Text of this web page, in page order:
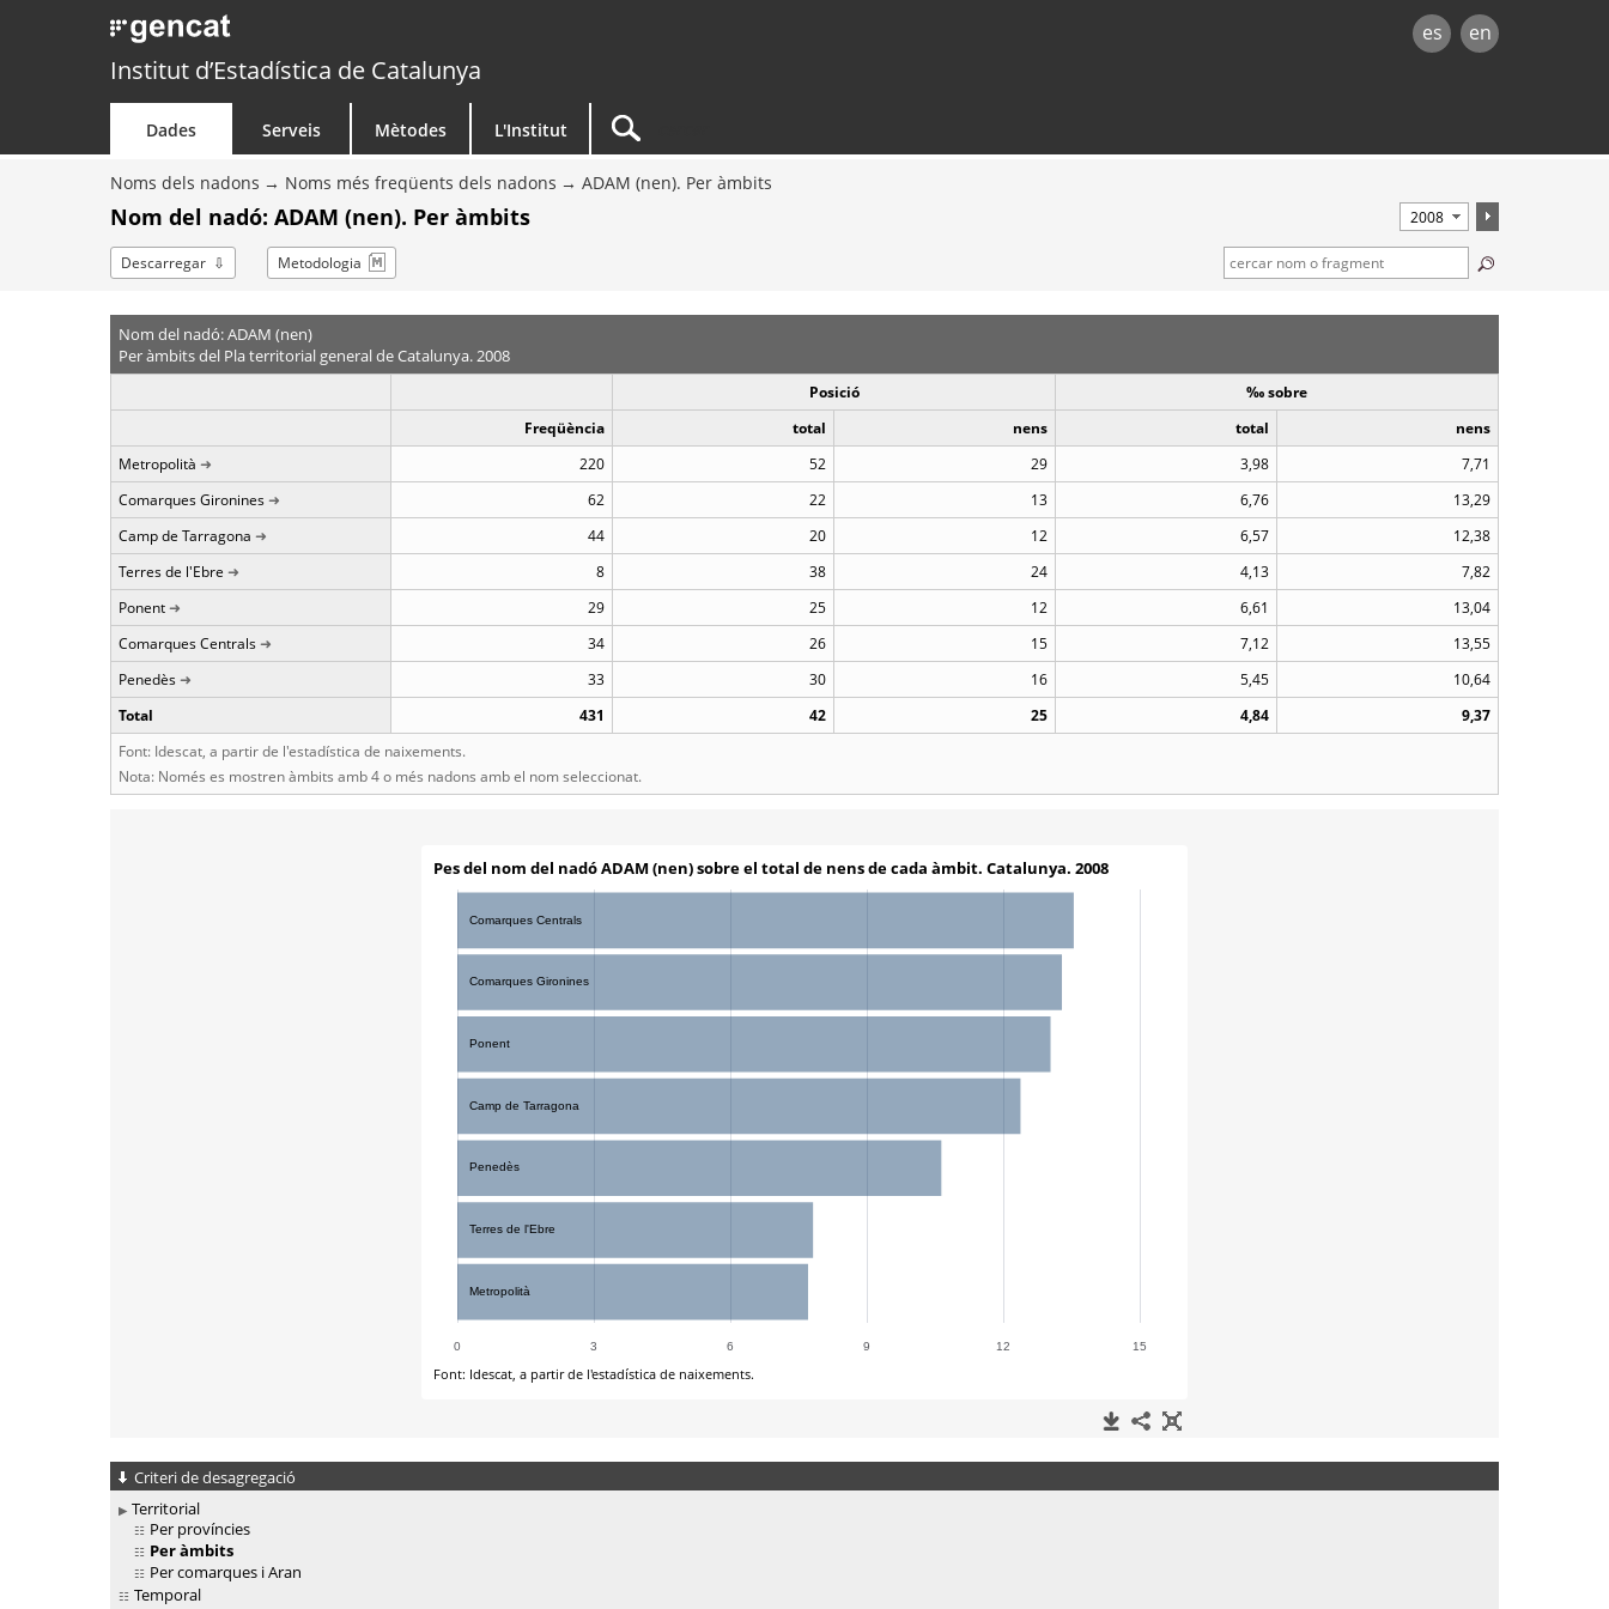
es en
Institut d’Estadística de Catalunya
Dades Serveis Mètodes L'Institut
Noms dels nadons Noms més freqüents dels nadons ADAM (nen). Per àmbits
Nom del nadó: ADAM (nen). Per àmbits
Descarregar Metodologia
Nom del nadó: ADAM (nen)
Per àmbits del Pla territorial general de Catalunya. 2008
Posició
‰ sobre
Freqüència
total nens total
nens
Metropolità
220 52 29 3,98
7,71
Comarques Gironines
62 22 13 6,76
13,29
Camp de Tarragona
44 20 12 6,57
12,38
Terres de l'Ebre
8 38 24 4,13
7,82
Ponent
29 25 12 6,61
13,04
Comarques Centrals
34 26 15 7,12
13,55
Penedès
33 30 16 5,45
10,64
Total
431 42 25 4,84
9,37
Font: Idescat, a partir de l'estadística de naixements.
Nota: Només es mostren àmbits amb 4 o més nadons amb el nom seleccionat.
Criteri de desagregació
Territorial
Per províncies
Per àmbits
Per comarques i Aran
Temporal